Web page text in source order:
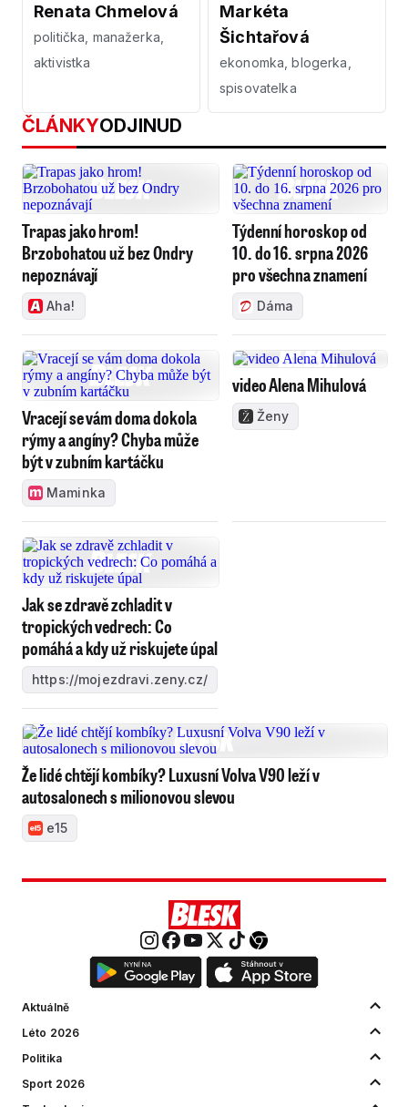
Renata Chmelová
politička, manažerka,
aktivistka
Markéta
Šichtařová
ekonomka, blogerka,
spisovatelka
ČLÁNKYODJINUD
Trapas jako hrom!
Brzobohatou už bez Ondry
nepoznávají
Aha!
Týdenní horoskop od
10. do 16. srpna 2026
pro všechna znamení
Dáma
Vracejí se vám doma dokola
rýmy a angíny? Chyba může
být v zubním kartáčku
Maminka
video Alena Mihulová
Ženy
Jak se zdravě zchladit v
tropických vedrech: Co
pomáhá a kdy už riskujete úpal
https://mojezdravi.zeny.cz/
Že lidé chtějí kombíky? Luxusní Volva V90 leží v
autosalonech s milionovou slevou
e15
Aktuálně
Léto 2026
Politika
Sport 2026